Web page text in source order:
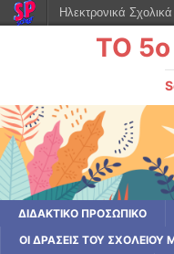
ΤΟ
ΔΙΔΑΚΤΙΚΟ ΠΡΟΣΩΠΙΚΟ
ΟΙ ΔΡΆΣΕΙΣ ΤΟΥ ΣΧΟΛΕΊΟΥ
Ηλεκτρονικά